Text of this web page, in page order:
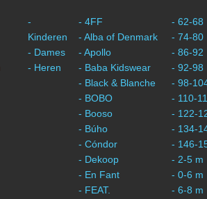
-
Kinderen
- Dames
- Heren
- 4FF
- Alba of Denmark
- Apollo
- Baba Kidswear
- Black & Blanche
- BOBO
- Booso
- Búho
- Cóndor
- Dekoop
- En Fant
- FEAT.
- 62-68
- 74-80
- 86-92
- 92-98
- 98-
- 110-
- 122-
- 134-
- 146-
- 2-5 m
- 0-6 m
- 6-8 m